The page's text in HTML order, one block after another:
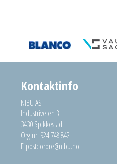
Kontaktinfo
NIBU AS
Industriveien 3
3430 Spikkestad
Org.nr: 924 748 842
E-post: ordre@nibu.no